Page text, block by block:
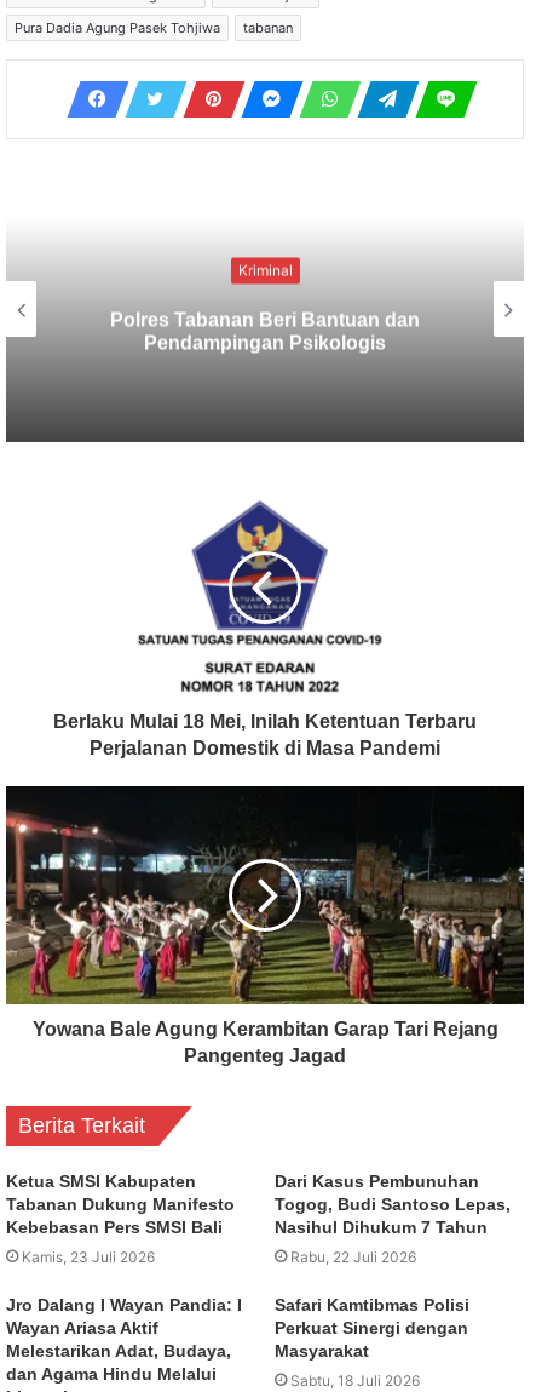
Pura Dadia Agung Pasek Tohjiwa
tabanan
Kriminal
Berbekal CCTV, Pelaku Tabrak Lari
Terungkap
Berlaku Mulai 18 Mei, Inilah Ketentuan Terbaru
Perjalanan Domestik di Masa Pandemi
Yowana Bale Agung Kerambitan Garap Tari Rejang
Pangenteg Jagad
Berita Terkait
Ketua SMSI Kabupaten
Tabanan Dukung Manifesto
Kebebasan Pers SMSI Bali
Kamis, 23 Juli 2026
Dari Kasus Pembunuhan
Togog, Budi Santoso Lepas,
Nasihul Dihukum 7 Tahun
Rabu, 22 Juli 2026
Jro Dalang I Wayan Pandia: I
Wayan Ariasa Aktif
Melestarikan Adat, Budaya,
dan Agama Hindu Melalui
Safari Kamtibmas Polisi
Perkuat Sinergi dengan
Masyarakat
Sabtu, 18 Juli 2026